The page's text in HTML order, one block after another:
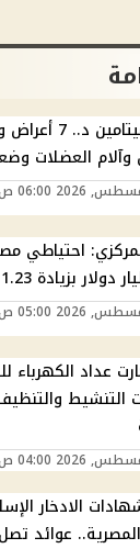
نقص
وآلام العضلات
احتياطي
عداد الكهرباء
التنشيط